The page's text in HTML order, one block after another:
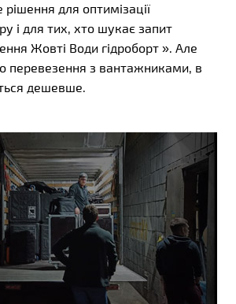
рішення для оптимізації
і для тих, хто шукає запит
Жовті Води гідроборт ». Але
перевезення з вантажниками, в
дешевше.